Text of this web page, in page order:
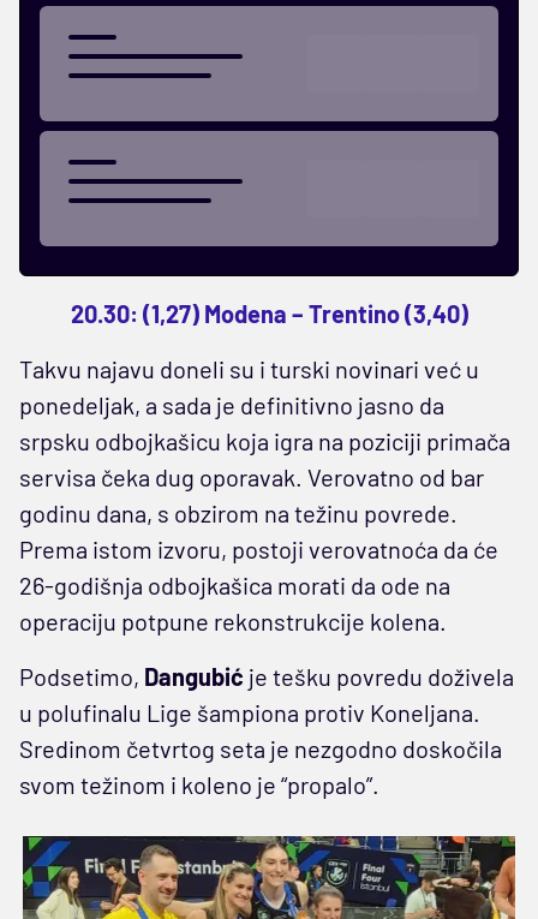
20.30: (1,27) Modena – Trentino (3,40)
Takvu najavu doneli su i turski novinari već u
ponedeljak, a sada je definitivno jasno da
srpsku odbojkašicu koja igra na poziciji primača
servisa čeka dug oporavak. Verovatno od bar
godinu dana, s obzirom na težinu povrede.
Prema istom izvoru, postoji verovatnoća da će
26-godišnja odbojkašica morati da ode na
operaciju potpune rekonstrukcije kolena.
Podsetimo, Dangubić je tešku povredu doživela
u polufinalu Lige šampiona protiv Koneljana.
Sredinom četvrtog seta je nezgodno doskočila
svom težinom i koleno je “propalo”.